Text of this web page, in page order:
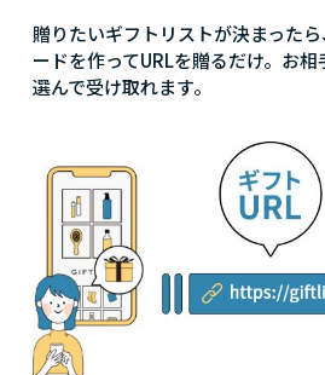
贈りたいギフトリストが決まった
ードを作ってURLを贈るだけ。お
選んで受け取れます。